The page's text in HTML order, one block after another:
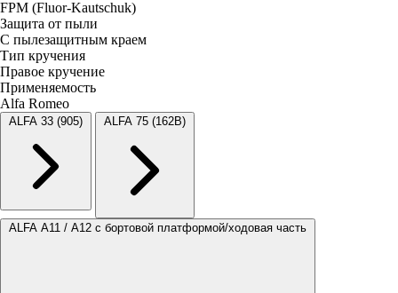
FPM (Fluor-Kautschuk)
Защита от пыли
С пылезащитным краем
Тип кручения
Правое кручение
Применяемость
Alfa Romeo